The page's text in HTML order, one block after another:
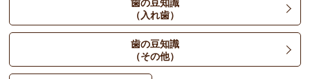
歯の豆知識
（入れ歯）
歯の豆知識
（その他）